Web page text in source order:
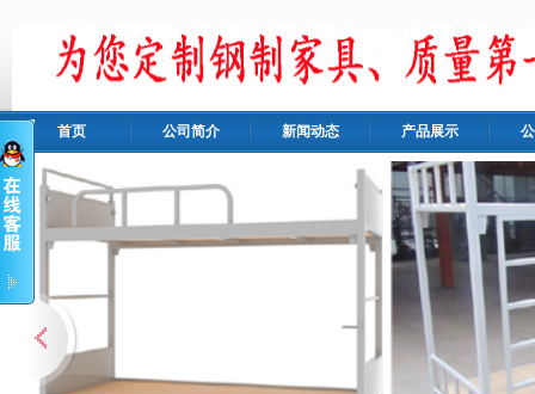
首页 公司简介 新闻动态 产品展示